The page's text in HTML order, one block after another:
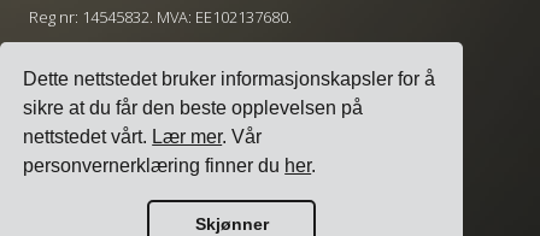
Dette nettstedet bruker informasjonskapsler for å
sikre at du får den beste opplevelsen på
nettstedet vårt. Lær mer. Vår
personvernerklæring finner du her.
Skjønner
Reg nr: 14545832. MVA: EE102137680.
+372 5555 0028 · hello@cargoson.com
Vilkår for tjenesten|Personvernregler
Informasjonskapselpolicy